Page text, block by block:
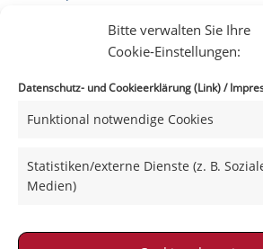
Bitte verwalten Sie Ihre
Cookie-Einstellungen:
Datenschutz- und Cookieerklärung (Link)/
Funktional notwendige Cookies
Statistiken/externe Dienste (z. B.
Medien)